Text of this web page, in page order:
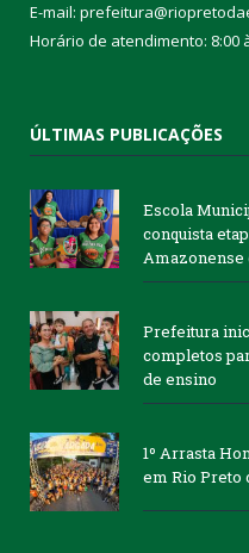
E-mail:
Horário de atendimento: 8:00
ÚLTIMAS PUBLICAÇÕES
Escola
conquista
Amazonense
Prefeitura
completos
de ensino
1º Arrasta
em Rio Preto